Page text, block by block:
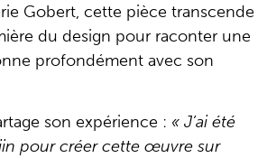
Gobert, cette pièce transcende
du design pour raconter une
profondément avec son
son expérience : « J’ai été
pour créer cette œuvre sur